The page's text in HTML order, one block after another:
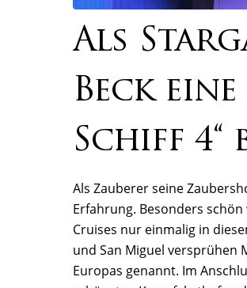
Als
Beck
Schiff 4“
Als Zauberer seine
Erfahrung. Besonders
Cruises nur einmalig in
und San Miguel versprühen
Europas genannt. Im